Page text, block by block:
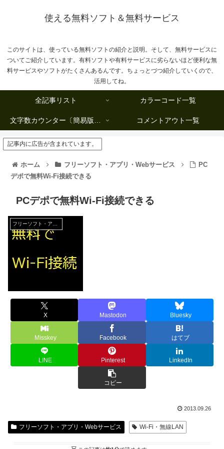
使える無料ソフト＆無料サービス
このサイトは、使っている無料ソフトの紹介と説明。そして、無料サービスに
ついてご紹介しています。有料ソフトや有料サービスに劣らないほど便利な無
料サービスやソフトがたくさんあるんです。ちょっとづつ紹介していくので、
活用してね。
全記事リスト カラーコード一覧
文字数カウンター〔簡易版複数行タイプ〕 コメントアウト一覧
記事内に広告が含まれています。
ホーム フリーソフト・アプリ・Webサービス
PC
デポで無料Wi-Fi接続できる
PCデポで無料Wi-Fi接続できる
フリーソフト・アプリ・Webサービス
X Mastodon Bluesky
Misskey Facebook はてブ
LINE Pinterest LinkedIn
コピー
2013.09.26
フリーソフト・アプリ・Webサービス Wi-Fi・無線LAN